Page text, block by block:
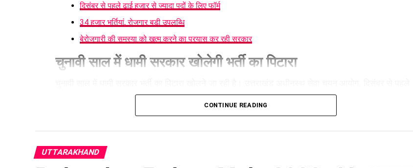
दिसंबर से पहले ढाई हजार से ज्यादा पदों के लिए फॉर्म
34 हजार भर्तियां, रोजगार बड़ी उपलब्धि
बेरोजगारी की समस्या को खत्म करने का प्रयास कर रही सरकार
चुनावी साल में धामी सरकार खोलेगी भर्ती का पिटारा
विभिन्न विभागों में करीब 2500 नए पदों पर भर्ती प्रक्रिया शुरू करने जा रहा है। इसके साथ ही जिन पदों के लिए पहले ही
आवेदन लिए जा चुके हैं, उनकी लिखित परीक्षाएं भी दिसंबर तक कराने की तैयारी है। इन पदों की संख्या भी लगभग 1500
दिसंबर से पहले ढाई हजार से ज्यादा पदों के लिए फॉर्म
CONTINUE READING
UTTARAKHAND